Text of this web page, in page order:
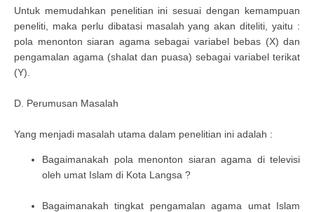
Untuk memudahkan penelitian ini sesuai dengan kemampuan
peneliti, maka perlu dibatasi masalah yang akan diteliti, yaitu :
pola menonton siaran agama sebagai variabel bebas (X) dan
pengamalan agama (shalat dan puasa) sebagai variabel terikat
(Y).
D. Perumusan Masalah
Yang menjadi masalah utama dalam penelitian ini adalah :
Bagaimanakah pola menonton siaran agama di televisi
oleh umat Islam di Kota Langsa ?
Bagaimanakah tingkat pengamalan agama umat Islam